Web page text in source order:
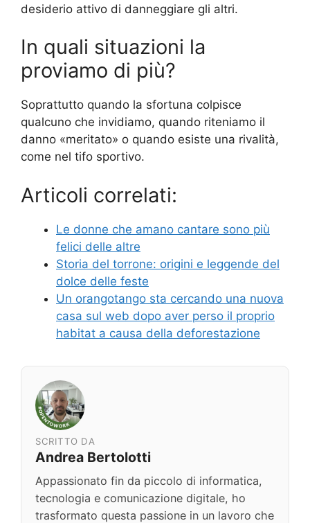
desiderio attivo di danneggiare gli altri.
In quali situazioni la
proviamo di più?
Soprattutto quando la sfortuna colpisce
qualcuno che invidiamo, quando riteniamo il
danno «meritato» o quando esiste una rivalità,
come nel tifo sportivo.
Articoli correlati:
Le donne che amano cantare sono più
felici delle altre
Storia del torrone: origini e leggende del
dolce delle feste
Un orangotango sta cercando una nuova
casa sul web dopo aver perso il proprio
habitat a causa della deforestazione
SCRITTO DA
Andrea Bertolotti
Appassionato fin da piccolo di informatica,
tecnologia e comunicazione digitale, ho
trasformato questa passione in un lavoro che